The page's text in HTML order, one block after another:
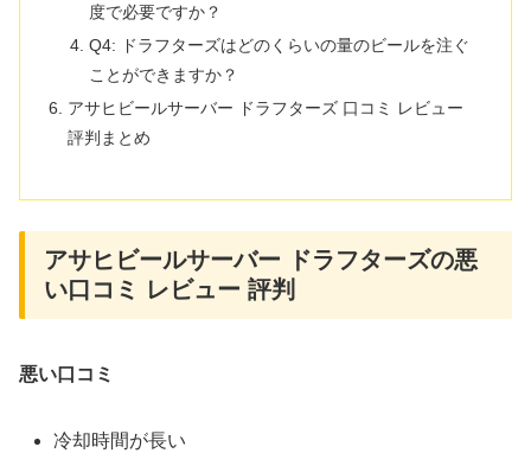
度で必要ですか？
Q4: ドラフターズはどのくらいの量のビールを注ぐ
ことができますか？
アサヒビールサーバー ドラフターズ 口コミ レビュー
評判まとめ
アサヒビールサーバー ドラフターズの悪
い口コミ レビュー 評判
悪い口コミ
冷却時間が長い